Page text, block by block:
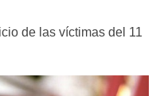
de las víctimas del 11